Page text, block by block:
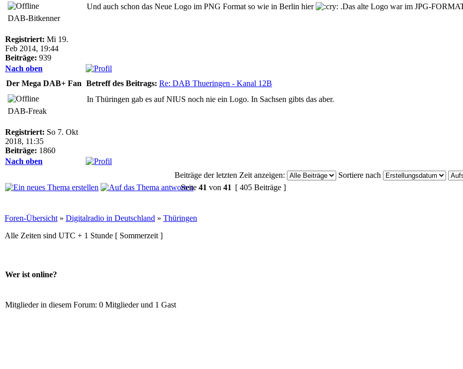
DAB-Bitkenner
Registriert: Mi 19.
Feb 2014, 19:44
Beiträge: 939
Und auch schon das Neue Logo im PNG Format so wie in Berlin hier .Das alte Logo war im JPG-
Nach oben
Der Mega DAB+ Fan Betreff des Beitrags: Re: DAB Thueringen - Kanal 12B
DAB-Freak
Registriert: So 7. Okt
2018, 11:35
Beiträge: 1860
In Thüringen gab es auf NIUS noch nie ein Logo. In Sachsen gibts das aber.
Nach oben
Beiträge der letzten Zeit anzeigen:
Sortiere nach
Seite 41 von 41 [ 405 Beiträge ]
Foren-Übersicht » Digitalradio in Deutschland » Thüringen
Alle Zeiten sind UTC + 1 Stunde [ Sommerzeit ]
Wer ist online?
Mitglieder in diesem Forum: 0 Mitglieder und 1 Gast